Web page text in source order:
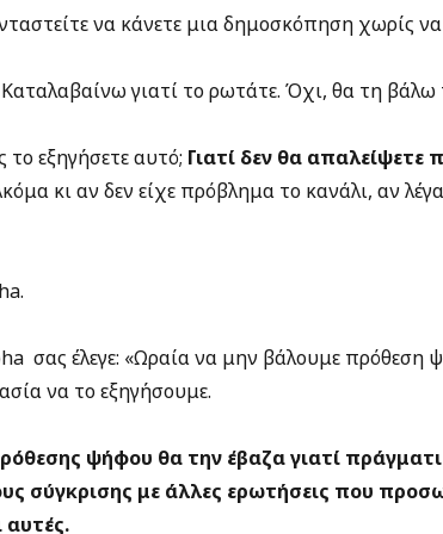
να κάνετε μια δημοσκόπηση χωρίς
γιατί το ρωτάτε. Όχι, θα τη
εξηγήσετε αυτό; Γιατί δεν θα
κι αν δεν είχε πρόβλημα το κανάλι, αν
σας έλεγε: «Ωραία να μην βάλουμε πρόθεση
να το εξηγήσουμε.
ψήφου θα την έβαζα γιατί
σύγκρισης με άλλες ερωτήσεις που
αυτές.